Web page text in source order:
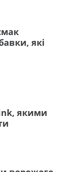
які
якими